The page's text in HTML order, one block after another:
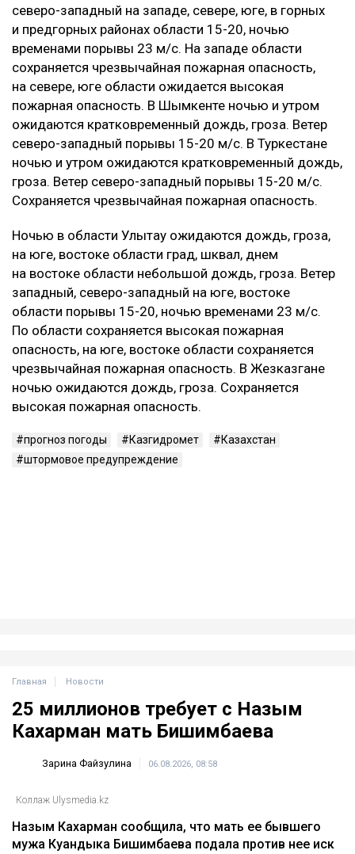
северо-западный на западе, севере, юге, в горных
и предгорных районах области 15-20, ночью
временами порывы 23 м/с. На западе области
сохраняется чрезвычайная пожарная опасность,
на севере, юге области ожидается высокая
пожарная опасность. В Шымкенте ночью и утром
ожидаются кратковременный дождь, гроза. Ветер
северо-западный порывы 15-20 м/с. В Туркестане
ночью и утром ожидаются кратковременный дождь,
гроза. Ветер северо-западный порывы 15-20 м/с.
Сохраняется чрезвычайная пожарная опасность.
‎Ночью в области Улытау ожидаются дождь, гроза,
на юге, востоке области град, шквал, днем
на востоке области небольшой дождь, гроза. Ветер
западный, северо-западный на юге, востоке
области порывы 15-20, ночью временами 23 м/с.
По области сохраняется высокая пожарная
опасность, на юге, востоке области сохраняется
чрезвычайная пожарная опасность. В Жезказгане
ночью ожидаются дождь, гроза. Сохраняется
высокая пожарная опасность.
прогноз погоды Казгидромет
Казахстан
штормовое предупреждение